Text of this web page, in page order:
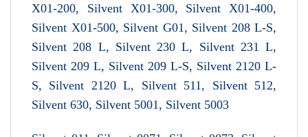
X01-200, Silvent X01-300, Silvent X01-400,
Silvent X01-500, Silvent G01, Silvent 208 L-S,
Silvent 208 L, Silvent 230 L, Silvent 231 L,
Silvent 209 L, Silvent 209 L-S, Silvent 2120 L-
S, Silvent 2120 L, Silvent 511, Silvent 512,
Silvent 630, Silvent 5001, Silvent 5003